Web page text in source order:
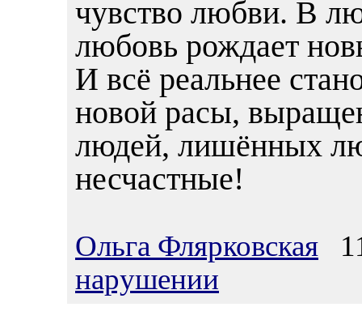
чувство любви. В
любовь рождает
И всё реальнее
новой расы,
людей, лишённых
несчастные!
Ольга Флярковская
нарушении